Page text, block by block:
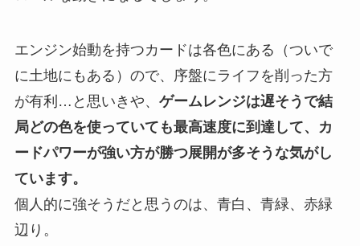
エンジン始動を持つカードは各色にある（ついで
に土地にもある）ので、序盤にライフを削った方
が有利…と思いきや、 ゲームレンジは遅そうで結
局どの色を使っていても最高速度に到達して、カ
ードパワーが強い方が勝つ展開が多そうな気がし
ています。
個人的に強そうだと思うのは、青白、青緑、赤緑
辺り。